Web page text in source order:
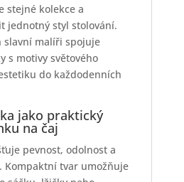
stejné kolekce a
jednotný styl stolování.
slavní malíři spojuje
s motivy světového
do každodenních
jako praktický
na čaj
pevnost, odolnost a
Kompaktní tvar umožňuje